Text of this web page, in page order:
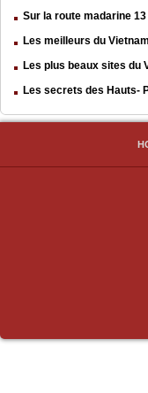
Sur la route madarine
Les meilleurs du Vietnam
Les plus beaux sites du
Les secrets des Hauts-